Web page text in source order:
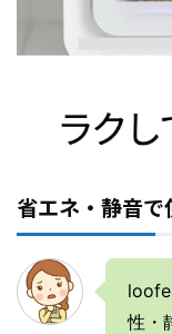
省エネ・静音
性・